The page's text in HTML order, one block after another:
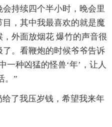
持续四个半小时，晚会里
，其中我最喜欢的就是魔
外面放烟花 爆竹的声音很
。看鞭炮的时候爷爷告诉
一种凶猛的怪兽‘年’，让人
。”
了我压岁钱，希望我来年